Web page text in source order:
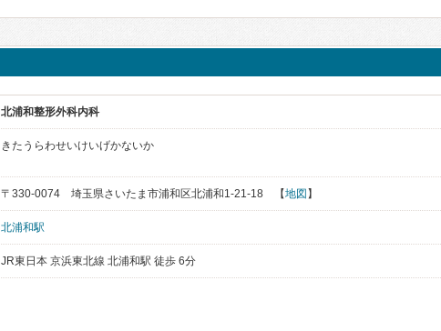
北浦和整形外科内科
きたうらわせいけいげかないか
〒330-0074 埼玉県さいたま市浦和区北浦和1-21-18 【地図 】
北浦和駅
JR東日本 京浜東北線 北浦和駅 徒歩 6分